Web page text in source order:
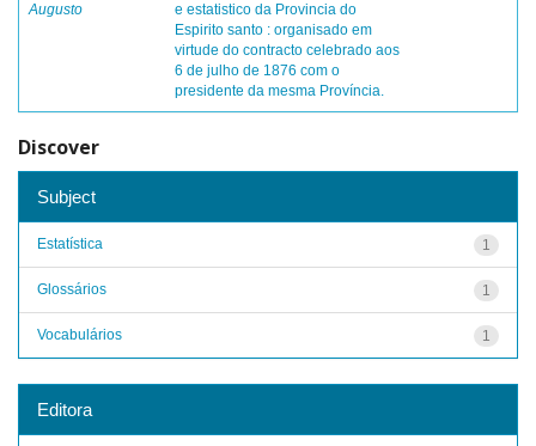
Augusto
e estatistico da Provincia do
Espirito santo : organisado em
virtude do contracto celebrado aos
6 de julho de 1876 com o
presidente da mesma Província.
Discover
Subject
1
Estatística
1
Glossários
1
Vocabulários
Editora